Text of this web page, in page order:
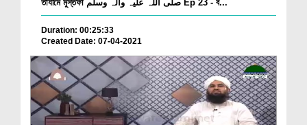
তাযীমে মুস্তফা صلی اللہ علیہ وآلہ وسلم Ep 23 - ব...
Duration: 00:25:33
Created Date: 07-04-2021